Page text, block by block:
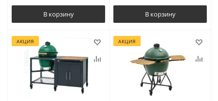
В корзину В корзину
АКЦИЯ АКЦИЯ